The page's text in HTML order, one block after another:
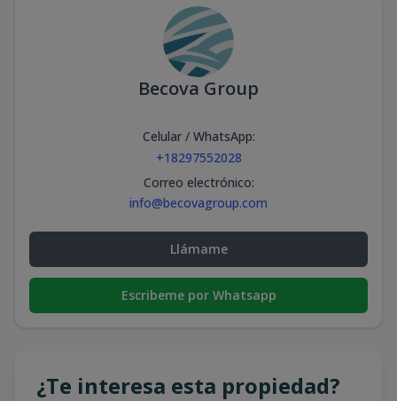
Becova Group
Celular / WhatsApp:
+18297552028
Correo electrónico:
info@becovagroup.com
Llámame
Escribeme por Whatsapp
¿Te interesa esta propiedad?